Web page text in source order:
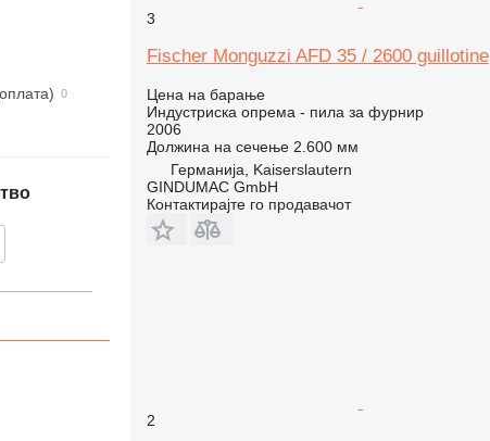
3
Fischer Monguzzi AFD 35 / 2600 guillotine
Цена на барање
Индустриска опрема - пила за фурнир
2006
Должина на сечење 2.600 мм
Германија, Kaiserslautern
GINDUMAC GmbH
Контактирајте го продавачот
2